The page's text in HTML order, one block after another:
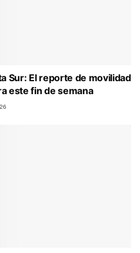
Sur: El reporte de movilidad
este fin de semana